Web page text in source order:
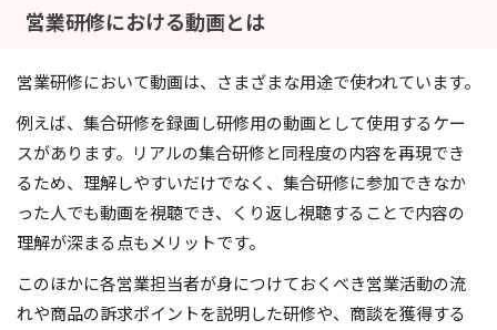
営業研修における動画とは
営業研修において動画は、さまざまな用途で使われています。
例えば、集合研修を録画し研修用の動画として使用するケー
スがあります。リアルの集合研修と同程度の内容を再現でき
るため、理解しやすいだけでなく、集合研修に参加できなか
った人でも動画を視聴でき、くり返し視聴することで内容の
理解が深まる点もメリットです。
このほかに各営業担当者が身につけておくべき営業活動の流
れや商品の訴求ポイントを説明した研修や、商談を獲得する